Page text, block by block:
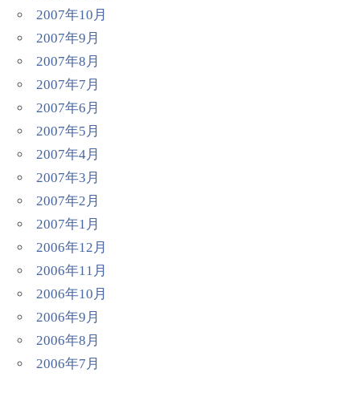
2007年10月
2007年9月
2007年8月
2007年7月
2007年6月
2007年5月
2007年4月
2007年3月
2007年2月
2007年1月
2006年12月
2006年11月
2006年10月
2006年9月
2006年8月
2006年7月